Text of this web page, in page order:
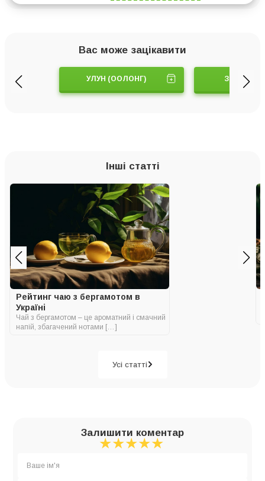
Вас може зацікавити
УЛУН (ООЛОНГ) ЗЕЛЕНИЙ
Інші статті
Рейтинг чаю з бергамотом в
Україні
Чай з бергамотом – це ароматний і смачний
напій, збагачений нотами […]
Усі статті
Залишити коментар
★
★★
★★★
★★★★
★★★★★